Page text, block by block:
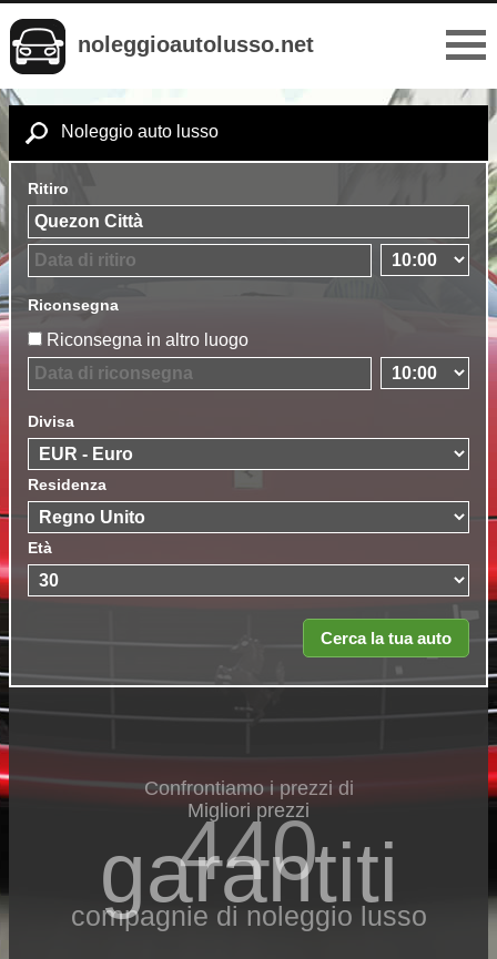
noleggioautolusso.net
Noleggio auto lusso
Ritiro
Riconsegna
Riconsegna in altro luogo
Divisa
Residenza
Età
Confrontiamo i prezzi di
440
compagnie di noleggio lusso
Migliori prezzi
garantiti